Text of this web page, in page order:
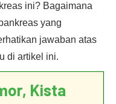
ini? Bagaimana
yang
jawaban atas
di artikel ini.
Kista